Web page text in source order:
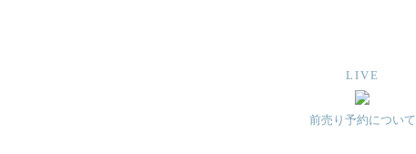
LIVE
前売り予約について